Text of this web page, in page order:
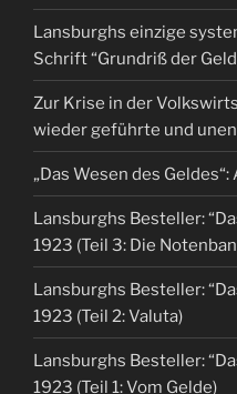
Lansburghs einzige
Schrift “Grundriß der
Zur Krise in der
wieder geführte und
„Das Wesen des
Lansburghs Besteller:
1923 (Teil 3: Die
Lansburghs Besteller:
1923 (Teil 2: Valuta)
Lansburghs Besteller:
1923 (Teil 1: Vom Gelde)